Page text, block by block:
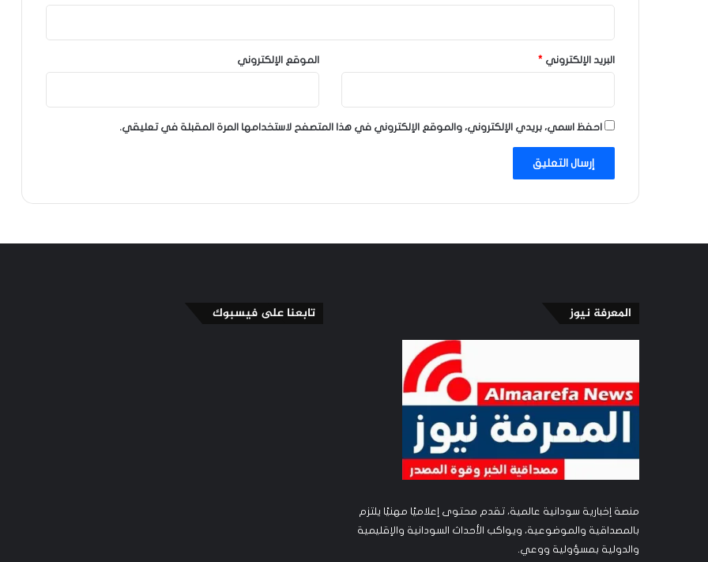
البريد الإلكتروني * الموقع الإلكتروني
احفظ اسمي، بريدي الإلكتروني، والموقع الإلكتروني في هذا المتصفح لاستخدامها المرة المقبلة في تعليقي.
المعرفة نيوز
منصة إخبارية سودانية عالمية، تقدم محتوى إعلاميًا مهنيًا يلتزم
بالمصداقية والموضوعية، ويواكب الأحداث السودانية والإقليمية
والدولية بمسؤولية ووعي.
تابعنا على فيسبوك